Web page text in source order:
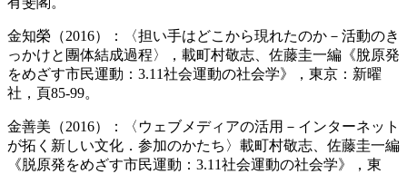
金知榮（2016）：〈担い手はどこから現れたのか－活動のき
っかけと團体結成過程〉，載町村敬志、佐藤圭一編《脫原発
をめざす市民運動：3.11社会運動の社会学》，東京：新曜
社，頁85-99。
金善美（2016）：〈ウェブメディアの活用－インターネット
が拓く新しい文化．参加のかたち〉載町村敬志、佐藤圭一編
《脱原発をめざす市民運動：3.11社会運動の社会学》，東